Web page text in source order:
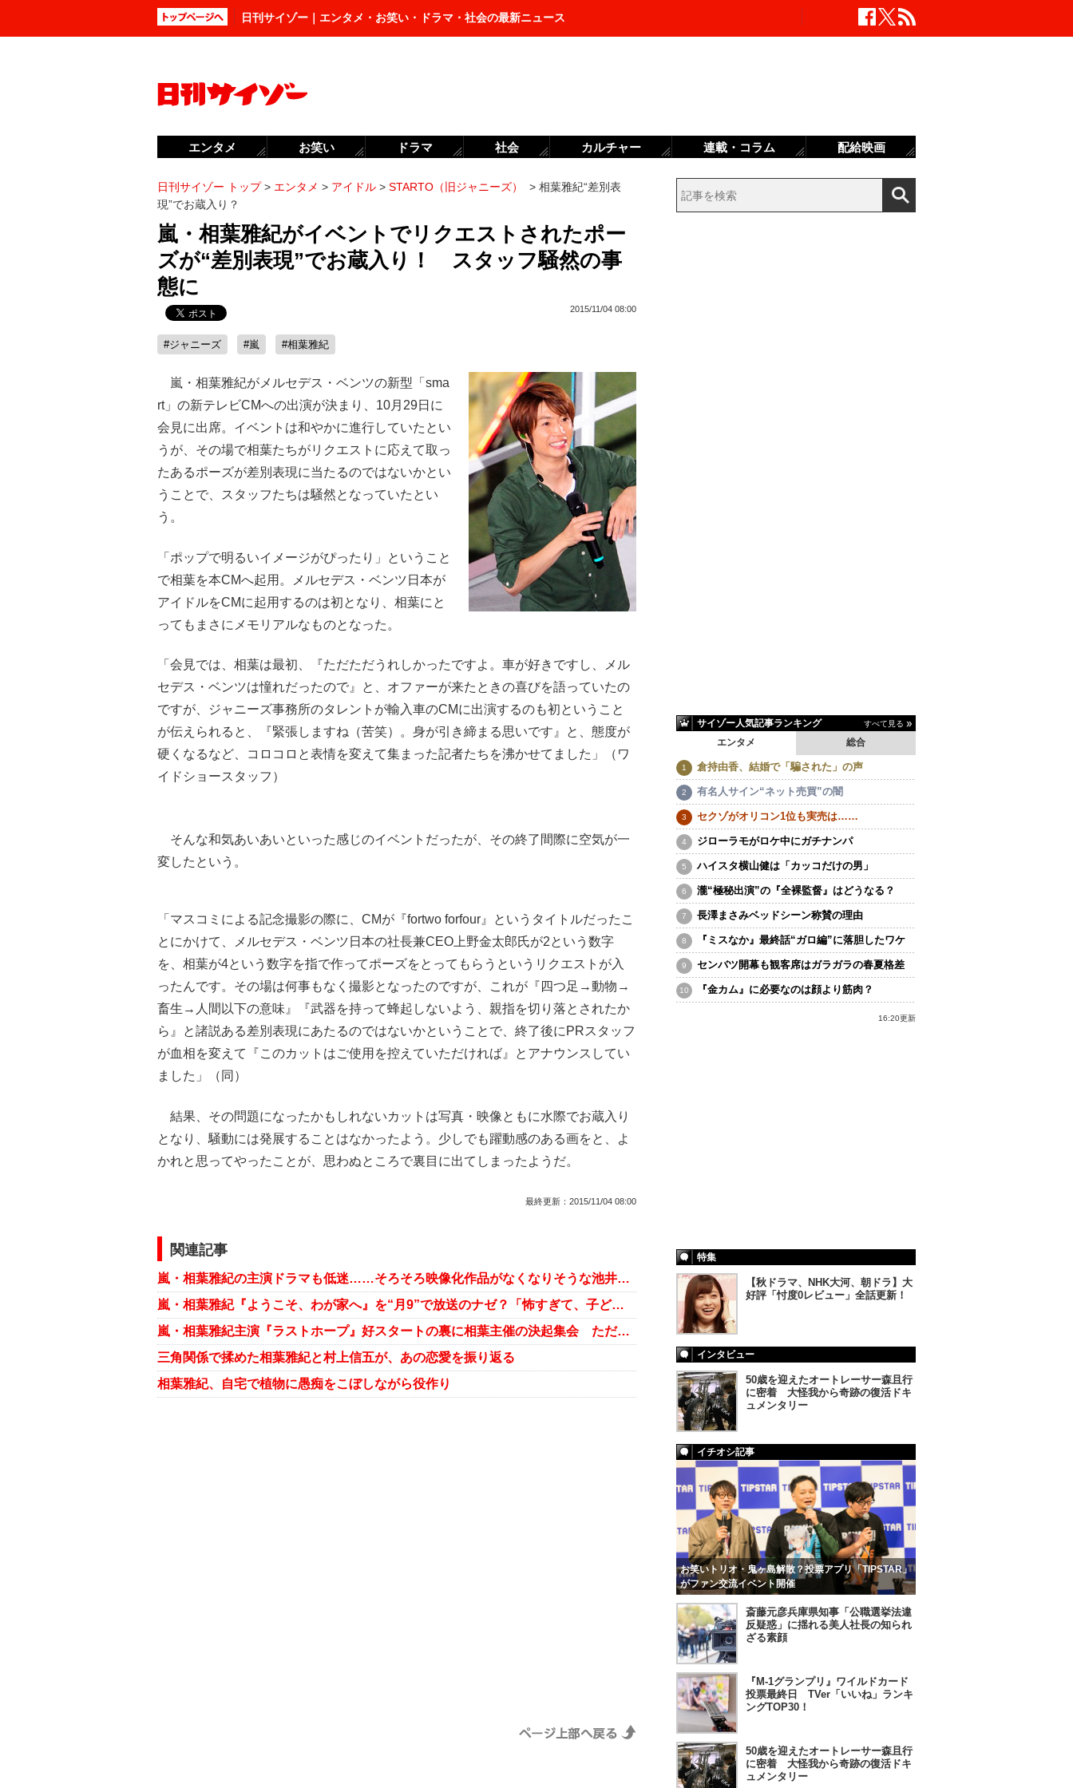
日刊サイゾー｜エンタメ・お笑い・ドラマ・社会の最新ニュース
日刊サイゾー トップ> エンタメ > アイドル > STARTO（旧ジャニーズ） > 相葉雅紀“差別表
現”でお蔵入り？
嵐・相葉雅紀がイベントでリクエストされたポー
ズが“差別表現”でお蔵入り！ スタッフ騒然の事
態に
2015/11/04 08:00
#ジャニーズ #嵐 #相葉雅紀
嵐・相葉雅紀がメルセデス・ベンツの新型「sma
rt」の新テレビCMへの出演が決まり、10月29日に
会見に出席。イベントは和やかに進行していたとい
うが、その場で相葉たちがリクエストに応えて取っ
たあるポーズが差別表現に当たるのではないかとい
うことで、スタッフたちは騒然となっていたとい
う。
「ポップで明るいイメージがぴったり」ということ
で相葉を本CMへ起用。メルセデス・ベンツ日本が
アイドルをCMに起用するのは初となり、相葉にと
ってもまさにメモリアルなものとなった。
「会見では、相葉は最初、『ただただうれしかったですよ。車が好きですし、メル
セデス・ベンツは憧れだったので』と、オファーが来たときの喜びを語っていたの
ですが、ジャニーズ事務所のタレントが輸入車のCMに出演するのも初ということ
が伝えられると、『緊張しますね（苦笑）。身が引き締まる思いです』と、態度が
硬くなるなど、コロコロと表情を変えて集まった記者たちを沸かせてました」（ワ
イドショースタッフ）
そんな和気あいあいといった感じのイベントだったが、その終了間際に空気が一
変したという。
「マスコミによる記念撮影の際に、CMが『fortwo forfour』というタイトルだったこ
とにかけて、メルセデス・ベンツ日本の社長兼CEO上野金太郎氏が2という数字
を、相葉が4という数字を指で作ってポーズをとってもらうというリクエストが入
ったんです。その場は何事もなく撮影となったのですが、これが『四つ足→動物→
畜生→人間以下の意味』『武器を持って蜂起しないよう、親指を切り落とされたか
ら』と諸説ある差別表現にあたるのではないかということで、終了後にPRスタッフ
が血相を変えて『このカットはご使用を控えていただければ』とアナウンスしてい
ました」（同）
結果、その問題になったかもしれないカットは写真・映像ともに水際でお蔵入り
となり、騒動には発展することはなかったよう。少しでも躍動感のある画をと、よ
かれと思ってやったことが、思わぬところで裏目に出てしまったようだ。
最終更新： 2015/11/04 08:00
関連記事
嵐・相葉雅紀の主演ドラマも低迷……そろそろ映像化作品がなくなりそうな池井戸潤の原作
嵐・相葉雅紀『ようこそ、わが家へ』を“月9”で放送のナゼ？「怖すぎて、子どもに見せられない……」
嵐・相葉雅紀主演『ラストホープ』好スタートの裏に相葉主催の決起集会 ただし支払いは……
三角関係で揉めた相葉雅紀と村上信五が、あの恋愛を振り返る
相葉雅紀、自宅で植物に愚痴をこぼしながら役作り
サイゾー人気記事ランキング すべて見る
エンタメ 総合
倉持由香、結婚で「騙された」の声
有名人サイン“ネット売買”の闇
セクゾがオリコン1位も実売は……
ジローラモがロケ中にガチナンパ
ハイスタ横山健は「カッコだけの男」
瀧“極秘出演”の『全裸監督』はどうなる？
長澤まさみベッドシーン称賛の理由
『ミスなか』最終話“ガロ編”に落胆したワケ
センバツ開幕も観客席はガラガラの春夏格差
『金カム』に必要なのは顔より筋肉？
16:20更新
特集
【秋ドラマ、NHK大河、朝ドラ】大
好評「忖度0レビュー」全話更新！
インタビュー
50歳を迎えたオートレーサー森且行
に密着 大怪我から奇跡の復活ドキ
ュメンタリー
イチオシ記事
お笑いトリオ・鬼ヶ島解散？投票アプリ「TIPSTAR」
がファン交流イベント開催
斎藤元彦兵庫県知事「公職選挙法違
反疑惑」に揺れる美人社長の知られ
ざる素顔
『M-1グランプリ』ワイルドカード
投票最終日 TVer「いいね」ランキ
ングTOP30！
50歳を迎えたオートレーサー森且行
に密着 大怪我から奇跡の復活ドキ
ュメンタリー
エンタメ お笑い ドラマ 社会 カルチャー 連載・コラム 配給映画